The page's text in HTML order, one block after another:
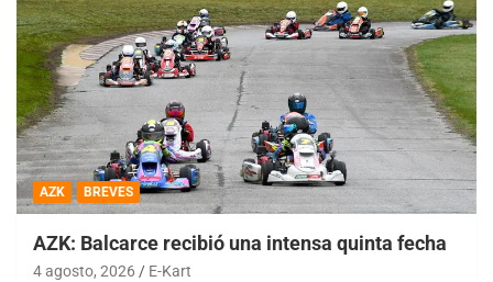
AZK BREVES
AZK: Balcarce recibió una intensa quinta fecha
4 agosto, 2026 E-Kart